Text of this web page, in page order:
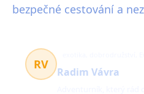
bezpečné cestování a
RV
Radim Vávra